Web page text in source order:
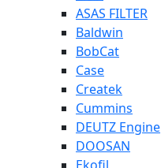
ASAS FILTER
Baldwin
BobCat
Case
Createk
Cummins
DEUTZ Engine
DOOSAN